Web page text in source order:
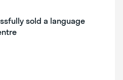
sold a language